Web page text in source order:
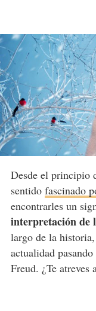
Desde el principio
sentido fascinado
encontrarles un
interpretación de
largo de la
actualidad
Freud. ¿Te atreves